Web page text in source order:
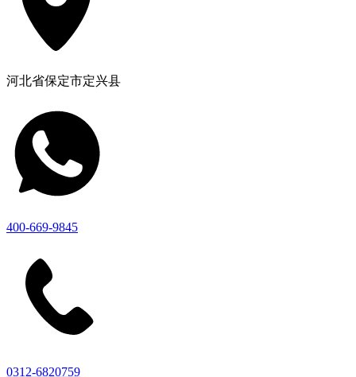
河北省保定市定兴县
400-669-9845
0312-6820759